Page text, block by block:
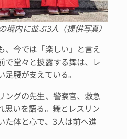
境内に並ぶ3人（提供写真）
、今では「楽しい」と言え
で堂々と披露する舞は、レ
腰が支えている。
ングの先生、警察官、救急
思いを語る。舞とレスリン
た体と心で、3人は前へ進